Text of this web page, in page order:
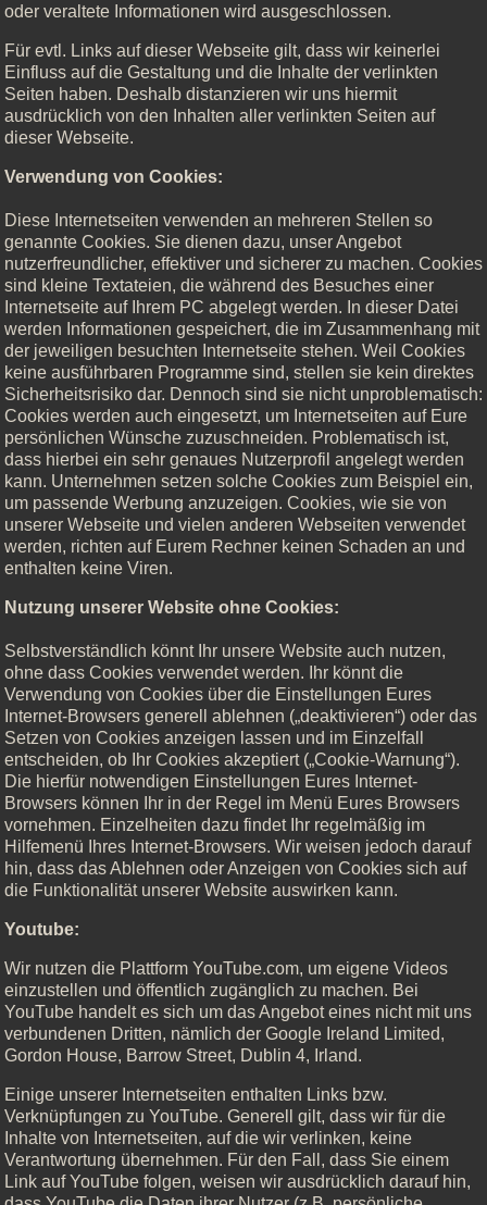
oder veraltete Informationen wird ausgeschlossen.
Für evtl. Links auf dieser Webseite gilt, dass wir keinerlei
Einfluss auf die Gestaltung und die Inhalte der verlinkten
Seiten haben. Deshalb distanzieren wir uns hiermit
ausdrücklich von den Inhalten aller verlinkten Seiten auf
dieser Webseite.
Verwendung von Cookies:
Diese Internetseiten verwenden an mehreren Stellen so
genannte Cookies. Sie dienen dazu, unser Angebot
nutzerfreundlicher, effektiver und sicherer zu machen. Cookies
sind kleine Textateien, die während des Besuches einer
Internetseite auf Ihrem PC abgelegt werden. In dieser Datei
werden Informationen gespeichert, die im Zusammenhang mit
der jeweiligen besuchten Internetseite stehen. Weil Cookies
keine ausführbaren Programme sind, stellen sie kein direktes
Sicherheitsrisiko dar. Dennoch sind sie nicht unproblematisch:
Cookies werden auch eingesetzt, um Internetseiten auf Eure
persönlichen Wünsche zuzuschneiden. Problematisch ist,
dass hierbei ein sehr genaues Nutzerprofil angelegt werden
kann. Unternehmen setzen solche Cookies zum Beispiel ein,
um passende Werbung anzuzeigen. Cookies, wie sie von
unserer Webseite und vielen anderen Webseiten verwendet
werden, richten auf Eurem Rechner keinen Schaden an und
enthalten keine Viren.
Nutzung unserer Website ohne Cookies:
Selbstverständlich könnt Ihr unsere Website auch nutzen,
ohne dass Cookies verwendet werden. Ihr könnt die
Verwendung von Cookies über die Einstellungen Eures
Internet-Browsers generell ablehnen („deaktivieren“) oder das
Setzen von Cookies anzeigen lassen und im Einzelfall
entscheiden, ob Ihr Cookies akzeptiert („Cookie-Warnung“).
Die hierfür notwendigen Einstellungen Eures Internet-
Browsers können Ihr in der Regel im Menü Eures Browsers
vornehmen. Einzelheiten dazu findet Ihr regelmäßig im
Hilfemenü Ihres Internet-Browsers. Wir weisen jedoch darauf
hin, dass das Ablehnen oder Anzeigen von Cookies sich auf
die Funktionalität unserer Website auswirken kann.
Youtube:
Wir nutzen die Plattform YouTube.com, um eigene Videos
einzustellen und öffentlich zugänglich zu machen. Bei
YouTube handelt es sich um das Angebot eines nicht mit uns
verbundenen Dritten, nämlich der Google Ireland Limited,
Gordon House, Barrow Street, Dublin 4, Irland.
Einige unserer Internetseiten enthalten Links bzw.
Verknüpfungen zu YouTube. Generell gilt, dass wir für die
Inhalte von Internetseiten, auf die wir verlinken, keine
Verantwortung übernehmen. Für den Fall, dass Sie einem
Link auf YouTube folgen, weisen wir ausdrücklich darauf hin,